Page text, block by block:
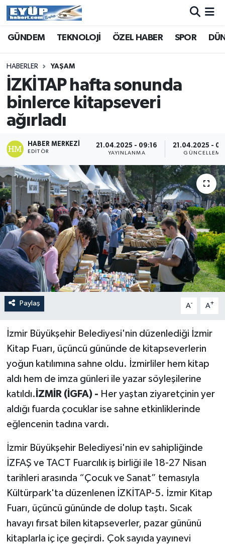
GÜNDEM TEKNOLOJİ ÖZEL HABER SPOR
HABERLER YAŞAM
İZKİTAP hafta sonunda
binlerce kitapseveri
ağırladı
HABER MERKEZI
EDITÖR
21.04.2025 - 09:16
YAYINLANMA
21.04.2025 -
GÜNCELLEME
Paylaş A- A+
İzmir Büyükşehir Belediyesi'nin düzenlediği İzmir
Kitap Fuarı, üçüncü gününde de kitapseverlerin
yoğun katılımına sahne oldu. İzmirliler hem kitap
aldı hem de imza günleri ile yazar söyleşilerine
katıldı. İZMİR (İGFA) - Her yaştan ziyaretçinin yer
aldığı fuarda çocuklar ise sahne etkinliklerinde
eğlencenin tadına vardı.
İzmir Büyükşehir Belediyesi'nin ev sahipliğinde
İZFAŞ ve TACT Fuarcılık iş birliği ile 18-27 Nisan
tarihleri arasında “Çocuk ve Sanat” temasıyla
Kültürpark'ta düzenlenen İZKİTAP-5. İzmir Kitap
Fuarı, üçüncü gününde de dolup taştı. Sıcak
havayı fırsat bilen kitapseverler, pazar gününü
kitaplarla iç içe geçirdi. Çok sayıda yayınevi